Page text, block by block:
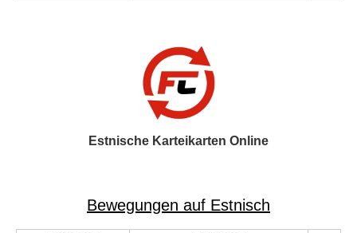
Estnische Karteikarten Online
Bewegungen auf Estnisch